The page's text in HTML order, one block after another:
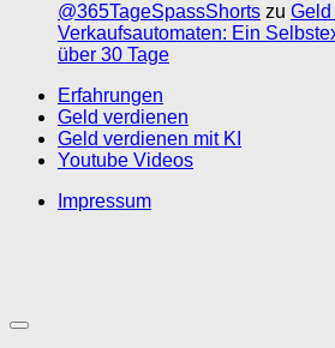
@365TageSpassShorts zu Geld
Verkaufsautomaten: Ein
über 30 Tage
Erfahrungen
Geld verdienen
Geld verdienen mit KI
Youtube Videos
Impressum